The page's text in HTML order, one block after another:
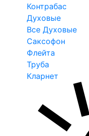
Контрабас
Духовые
Все Духовые
Саксофон
Флейта
Труба
Кларнет